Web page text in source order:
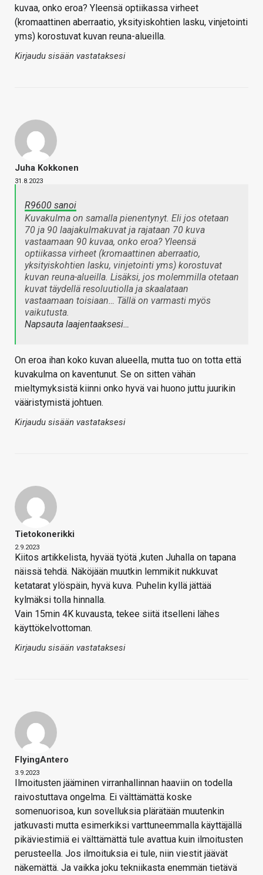
kuvaa, onko eroa? Yleensä optiikassa virheet
(kromaattinen aberraatio, yksityiskohtien lasku, vinjetointi
yms) korostuvat kuvan reuna-alueilla.
Kirjaudu sisään vastataksesi
Juha Kokkonen
31.8.2023
R9600 sanoi
Kuvakulma on samalla pienentynyt. Eli jos otetaan
70 ja 90 laajakulmakuvat ja rajataan 70 kuva
vastaamaan 90 kuvaa, onko eroa? Yleensä
optiikassa virheet (kromaattinen aberraatio,
yksityiskohtien lasku, vinjetointi yms) korostuvat
kuvan reuna-alueilla. Lisäksi, jos molemmilla otetaan
kuvat täydellä resoluutiolla ja skaalataan
vastaamaan toisiaan… Tällä on varmasti myös
vaikutusta.
Napsauta laajentaaksesi…
On eroa ihan koko kuvan alueella, mutta tuo on totta että
kuvakulma on kaventunut. Se on sitten vähän
mieltymyksistä kiinni onko hyvä vai huono juttu juurikin
vääristymistä johtuen.
Kirjaudu sisään vastataksesi
Tietokonerikki
2.9.2023
Kiitos artikkelista, hyvää työtä ,kuten Juhalla on tapana
näissä tehdä. Näköjään muutkin lemmikit nukkuvat
ketatarat ylöspäin, hyvä kuva. Puhelin kyllä jättää
kylmäksi tolla hinnalla.
Vain 15min 4K kuvausta, tekee siitä itselleni lähes
käyttökelvottoman.
Kirjaudu sisään vastataksesi
FlyingAntero
3.9.2023
Ilmoitusten jääminen virranhallinnan haaviin on todella
raivostuttava ongelma. Ei välttämättä koske
somenuorisoa, kun sovelluksia plärätään muutenkin
jatkuvasti mutta esimerkiksi varttuneemmalla käyttäjällä
pikäviestimiä ei välttämättä tule avattua kuin ilmoitusten
perusteella. Jos ilmoituksia ei tule, niin viestit jäävät
näkemättä. Ja vaikka joku tekniikasta enemmän tietävä